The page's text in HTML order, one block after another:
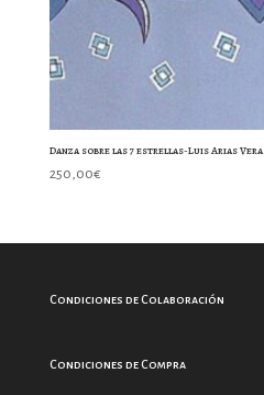
Danza sobre las 7 estrellas-Luis Arias Vera
250,00€
Condiciones de Colaboración
Condiciones de Compra